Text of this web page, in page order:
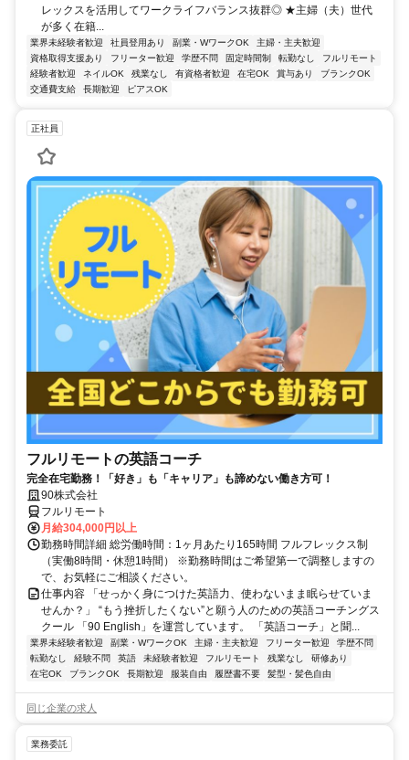
レックスを活用してワークライフバランス抜群◎ ★主婦（夫）世代
が多く在籍...
業界未経験者歓迎 社員登用あり 副業・WワークOK
主婦・主夫歓迎
資格取得支援あり
フリーター歓迎 学歴不問 固定時間制 転勤なし
フルリモート
経験者歓迎
ネイルOK 残業なし 有資格者歓迎 在宅OK 賞与あり
ブランクOK
交通費支給
長期歓迎 ピアスOK
正社員
フルリモートの英語コーチ
完全在宅勤務！「好き」も「キャリア」も諦めない働き方可！
90株式会社
フルリモート
月給304,000円以上
勤務時間詳細 総労働時間：1ヶ月あたり165時間 フルフレックス制
（実働8時間・休憩1時間） ※勤務時間はご希望第一で調整しますの
で、お気軽にご相談ください。
仕事内容 「せっかく身につけた英語力、使わないまま眠らせていま
せんか？」 “もう挫折したくない”と願う人のための英語コーチングス
クール 「90 English」を運営しています。 「英語コーチ」と聞...
業界未経験者歓迎 副業・WワークOK 主婦・主夫歓迎 フリーター歓迎
学歴不問
転勤なし
経験不問 英語 未経験者歓迎 フルリモート 残業なし
研修あり
在宅OK
ブランクOK 長期歓迎 服装自由 履歴書不要 髪型・髪色自由
同じ企業の求人
業務委託